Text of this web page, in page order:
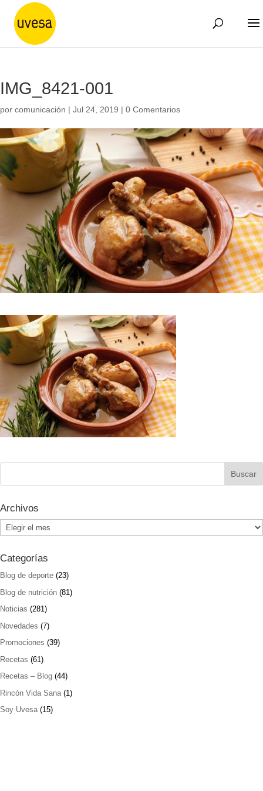
IMG_8421-001
por comunicación | Jul 24, 2019 | 0 Comentarios
Archivos
Archivos
Categorías
Blog de deporte (23)
Blog de nutrición (81)
Noticias (281)
Novedades (7)
Promociones (39)
Recetas (61)
Recetas – Blog (44)
Rincón Vida Sana (1)
Soy Uvesa(15)